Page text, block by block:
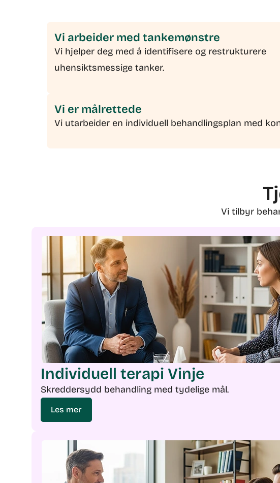
Vi arbeider med tankemønstre
Vi hjelper deg med å identifisere og restrukturere
uhensiktsmessige tanker.
Vi er målrettede
Vi utarbeider en individuell behandlingsplan med
Vi tilbyr
Individuell terapi Vinje
Skreddersydd behandling med tydelige mål.
Les mer